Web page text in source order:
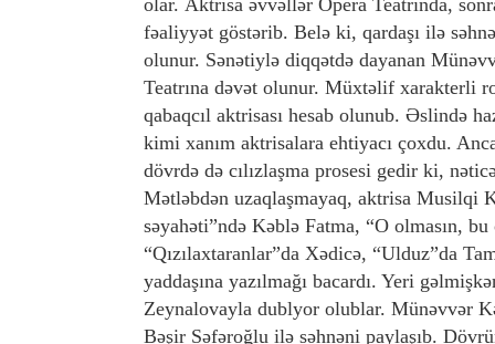
fəaliyyət göstərib. Belə ki, qardaşı ilə
olunur. Sənətiylə diqqətdə dayanan
Teatrına dəvət olunur. Müxtəlif xarakterli
qabaqcıl aktrisası hesab olunub. Əslində
kimi xanım aktrisalara ehtiyacı çoxdu.
dövrdə də cılızlaşma prosesi gedir ki,
Mətləbdən uzaqlaşmayaq, aktrisa Musilqi
səyahəti”ndə Kəblə Fatma, “O olmasın,
“Qızılaxtaranlar”da Xədicə, “Ulduz”da
yaddaşına yazılmağı bacardı. Yeri
Zeynalovayla dublyor olublar. Münəvvər
Bəşir Səfəroğlu ilə səhnəni paylaşıb.